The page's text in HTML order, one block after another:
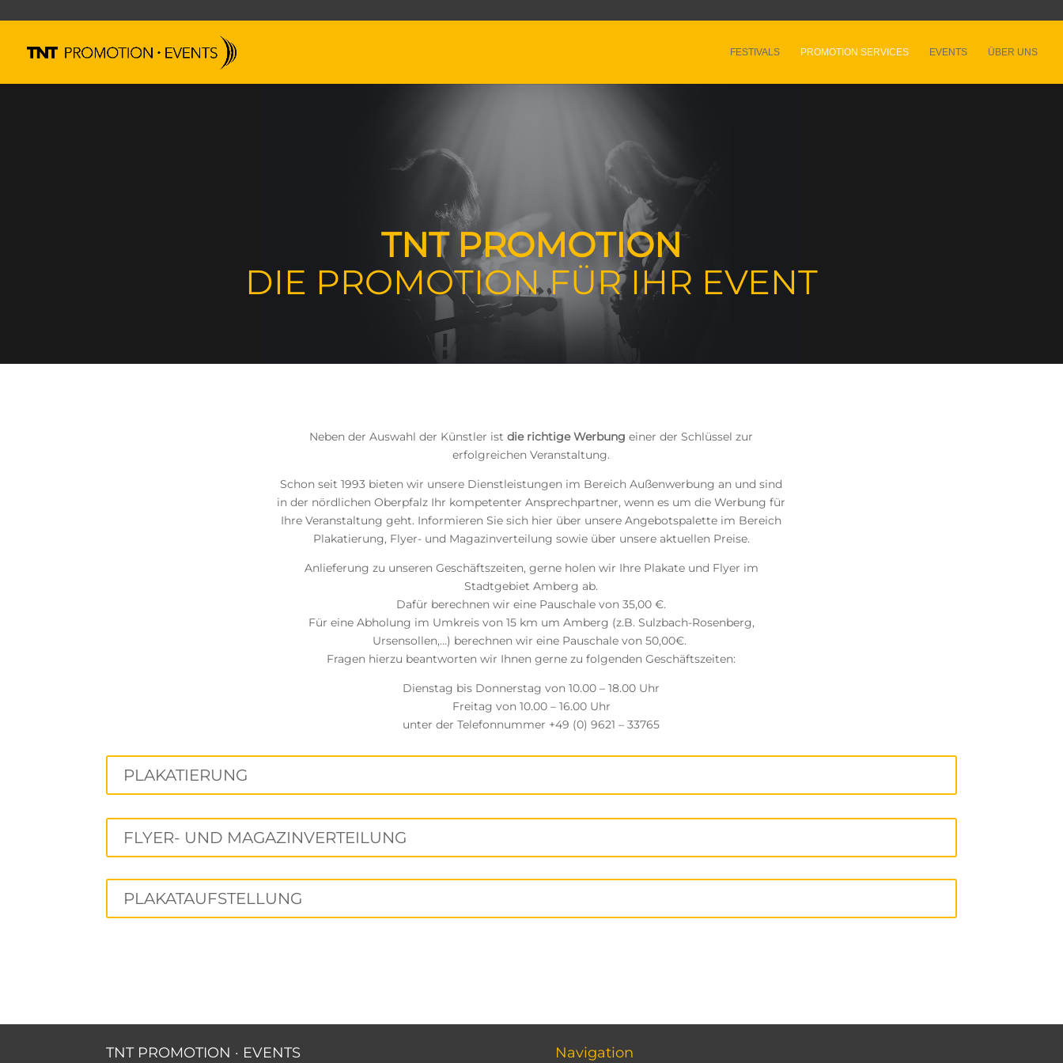
FESTIVALS PROMOTION SERVICES EVENTS ÜBER UNS
TNT PROMOTION
DIE PROMOTION FÜR IHR EVENT
Neben der Auswahl der Künstler istdie richtige Werbung einer der Schlüssel zur
erfolgreichen Veranstaltung.
Schon seit 1993 bieten wir unsere Dienstleistungen im Bereich Außenwerbung an und sind
in der nördlichen Oberpfalz Ihr kompetenter Ansprechpartner, wenn es um die Werbung für
Ihre Veranstaltung geht. Informieren Sie sich hier über unsere Angebotspalette im Bereich
Plakatierung, Flyer- und Magazinverteilung sowie über unsere aktuellen Preise.
Anlieferung zu unseren Geschäftszeiten, gerne holen wir Ihre Plakate und Flyer im
Stadtgebiet Amberg ab.
Dafür berechnen wir eine Pauschale von 35,00 €.
Für eine Abholung im Umkreis von 15 km um Amberg (z.B. Sulzbach-Rosenberg,
Ursensollen,…) berechnen wir eine Pauschale von 50,00€.
Fragen hierzu beantworten wir Ihnen gerne zu folgenden Geschäftszeiten:
Dienstag bis Donnerstag von 10.00 – 18.00 Uhr
Freitag von 10.00 – 16.00 Uhr
unter der Telefonnummer +49 (0) 9621 – 33765
PLAKATIERUNG
FLYER- UND MAGAZINVERTEILUNG
PLAKATAUFSTELLUNG
TNT PROMOTION · EVENTS Navigation